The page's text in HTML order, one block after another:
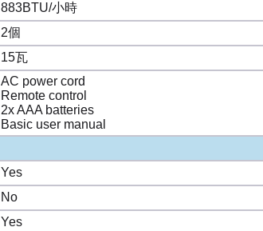
883BTU/小時
2個
15瓦
AC power cord
Remote control
2x AAA batteries
Basic user manual
Yes
No
Yes